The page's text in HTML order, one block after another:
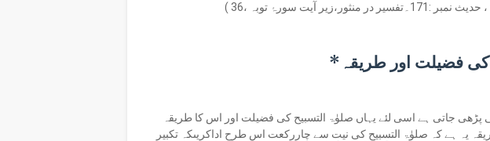
آیت سورۂ توبہ ،36 )
کی فضیلت اور طریقہ*
پڑھی جاتی ہے اسی لئے یہاں صلوٰۃ التسبیح کی فضیلت اور اس کا طریقہ
یہ ہے کہ صلوٰۃ التسبیح کی نیت سے چاررکعت اس طرح اداکریںکہ تکبیر